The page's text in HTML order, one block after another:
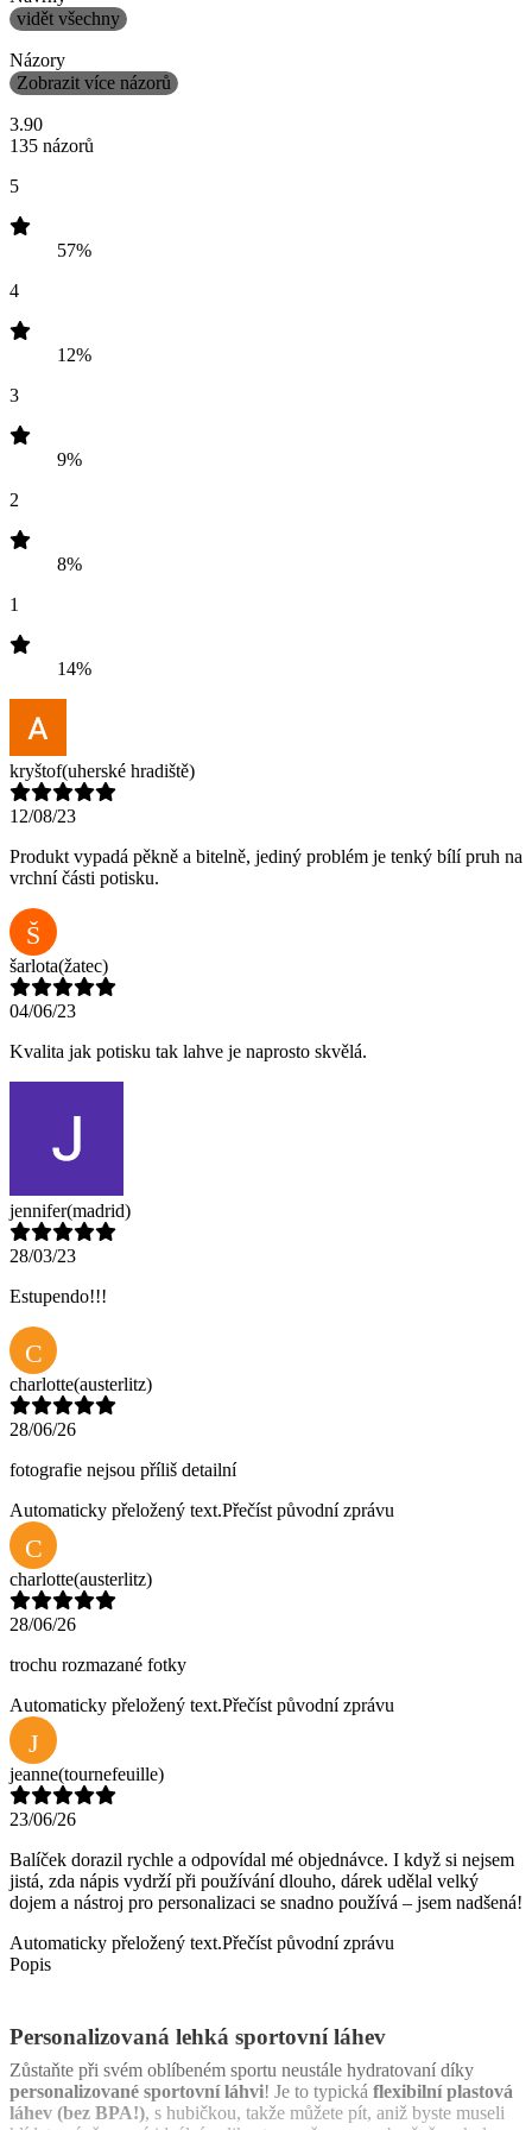
vidět všechny
Názory
Zobrazit více názorů
3.90
135 názorů
5
57%
4
12%
3
9%
2
8%
1
14%
kryštof(uherské hradiště)
12/08/23
Produkt vypadá pěkně a bitelně, jediný problém je tenký bílí pruh na
vrchní části potisku.
Š
šarlota(žatec)
04/06/23
Kvalita jak potisku tak lahve je naprosto skvělá.
jennifer(madrid)
28/03/23
Estupendo!!!
C
charlotte(austerlitz)
28/06/26
fotografie nejsou příliš detailní
Automaticky přeložený text.Přečíst původní zprávu
C
charlotte(austerlitz)
28/06/26
trochu rozmazané fotky
Automaticky přeložený text.Přečíst původní zprávu
J
jeanne(tournefeuille)
23/06/26
Balíček dorazil rychle a odpovídal mé objednávce. I když si nejsem
jistá, zda nápis vydrží při používání dlouho, dárek udělal velký
dojem a nástroj pro personalizaci se snadno používá – jsem nadšená!
Automaticky přeložený text.Přečíst původní zprávu
Popis
Personalizovaná lehká sportovní láhev
Zůstaňte při svém oblíbeném sportu neustále hydratovaní díky
personalizované sportovní láhvi! Je to typická flexibilní plastová
láhev (bez BPA!), s hubičkou, takže můžete pít, aniž byste museli